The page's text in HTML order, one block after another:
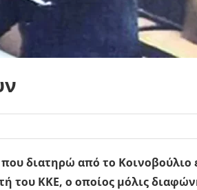
διατηρώ από το Κοινοβούλιο
του ΚΚΕ, ο οποίος μόλις